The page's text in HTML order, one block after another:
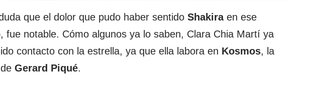
que el dolor que pudo haber sentido Shakiraen ese
fue notable. Cómo algunos ya lo saben, Clara Chia Martí ya
contacto con la estrella, ya que ella labora en Kosmos, la
Gerard Piqué.